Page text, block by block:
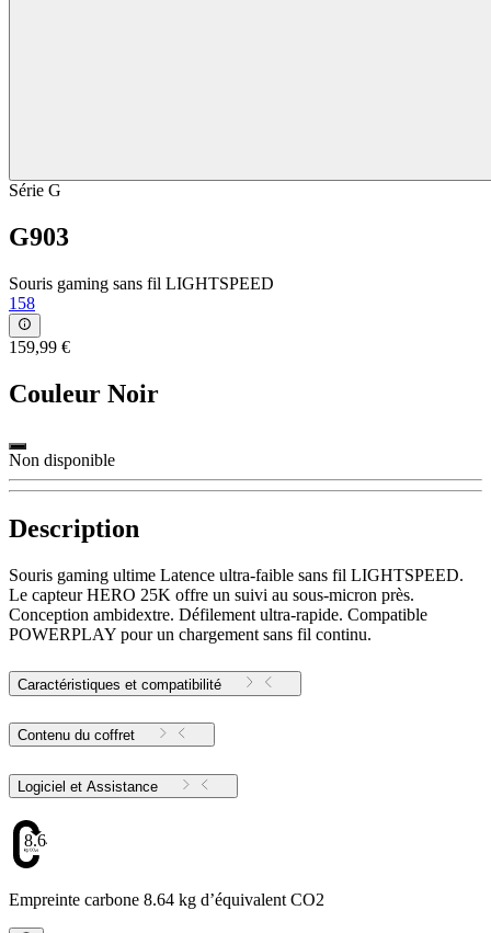
Série G
G903
Souris gaming sans fil LIGHTSPEED
158
159,99 €
Couleur Noir
Non disponible
Description
Souris gaming ultime Latence ultra-faible sans fil LIGHTSPEED.
Le capteur HERO 25K offre un suivi au sous-micron près.
Conception ambidextre. Défilement ultra-rapide. Compatible
POWERPLAY pour un chargement sans fil continu.
Caractéristiques et compatibilité
Contenu du coffret
Logiciel et Assistance
8.64
Empreinte carbone 8.64 kg d’équivalent CO2